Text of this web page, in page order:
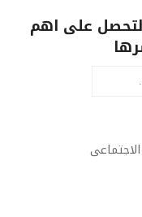
لتحصل على اهم